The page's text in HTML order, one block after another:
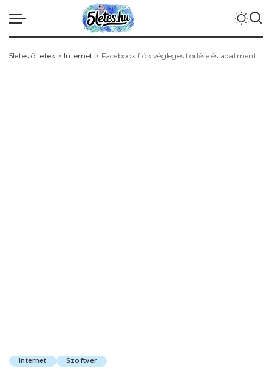
5letes ötletek > Internet > Facebook fiók végleges törlése és adatmentés: lépésről lépésre útmutató, határidők és visszaállítási lehetőségek
Internet Szoftver